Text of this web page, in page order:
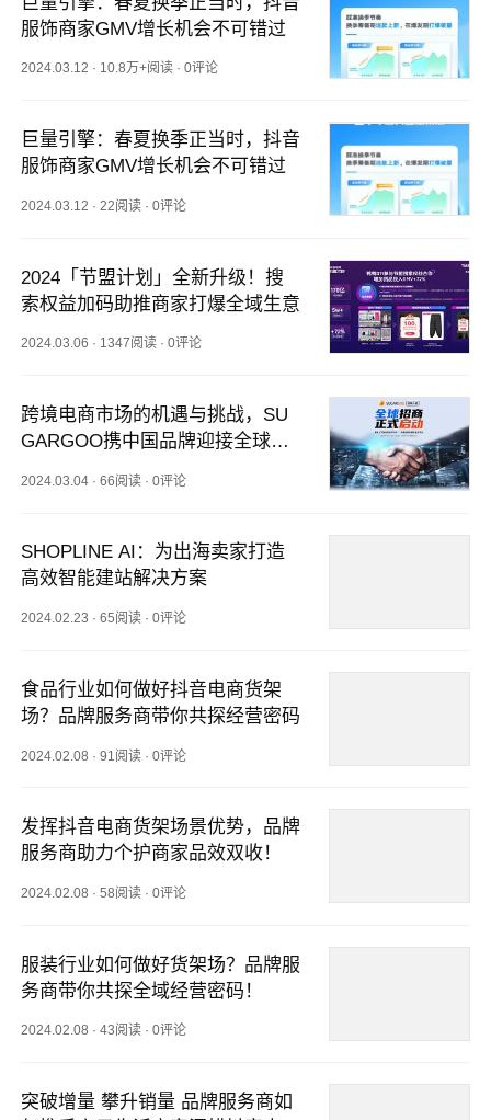
服饰商家GMV增长机会不可错过
2024.03.12 · 10.8万+阅读 ·0评论
巨量引擎：春夏换季正当时，抖音
服饰商家GMV增长机会不可错过
2024.03.12 ·22阅读 ·0评论
2024「节盟计划」全新升级！搜
索权益加码助推商家打爆全域生意
2024.03.06 · 1347阅读 ·0评论
跨境电商市场的机遇与挑战，SU
GARGOO携中国品牌迎接全球消
2024.03.04 ·66阅读 ·0评论
SHOPLINE AI：为出海卖家打造
高效智能建站解决方案
2024.02.23 ·65阅读 ·0评论
食品行业如何做好抖音电商货架
场？品牌服务商带你共探经营密码
2024.02.08 ·91阅读 ·0评论
发挥抖音电商货架场景优势，品牌
服务商助力个护商家品效双收！
2024.02.08 ·58阅读 ·0评论
服装行业如何做好货架场？品牌服
务商带你共探全域经营密码！
2024.02.08 ·43阅读 ·0评论
突破增量 攀升销量 品牌服务商如